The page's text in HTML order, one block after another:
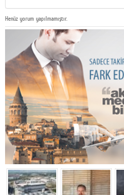
Henüz yorum yapılmamıştır.